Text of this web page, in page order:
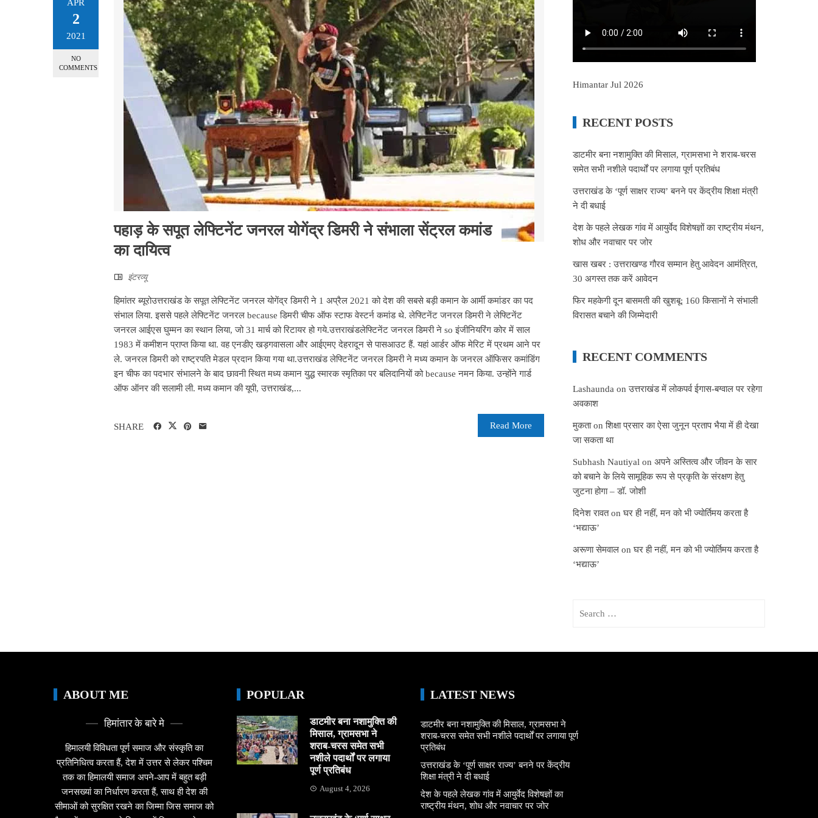
APR
2
2021
NO
COMMENTS
पहाड़ के सपूत लेफ्टिनेंट जनरल योगेंद्र डिमरी ने संभाला सेंट्रल कमांड
का दायित्व
इंटरव्‍यू
हिमांतर ब्यूरोउत्तराखंड के सपूत लेफ्टिनेंट जनरल योगेंद्र डिमरी ने 1 अप्रैल 2021 को देश की सबसे बड़ी कमान के आर्मी कमांडर का पद
संभाल लिया. इससे पहले लेफ्टिनेंट जनरल because डिमरी चीफ ऑफ स्टाफ वेस्टर्न कमांड थे. लेफ्टिनेंट जनरल डिमरी ने लेफ्टिनेंट
जनरल आईएस घुम्मन का स्थान लिया, जो 31 मार्च को रिटायर हो गये.उत्तराखंडलेफ्टिनेंट जनरल डिमरी ने so इंजीनियरिंग कोर में साल
1983 में कमीशन प्राप्त किया था. वह एनडीए खड़गवासला और आईएमए देहरादून से पासआउट हैं. यहां आर्डर ऑफ मेरिट में प्रथम आने पर
ले. जनरल डिमरी को राष्ट्रपति मेडल प्रदान किया गया था.उत्तराखंड लेफ्टिनेंट जनरल डिमरी ने मध्य कमान के जनरल ऑफिसर कमांडिंग
इन चीफ का पदभार संभालने के बाद छावनी स्थित मध्य कमान युद्ध स्मारक स्मृतिका पर बलिदानियों को because नमन किया. उन्होंने गार्ड
ऑफ ऑनर की सलामी ली. मध्य कमान की यूपी, उत्तराखंड,...
Read More
SHARE
Himantar Jul 2026
RECENT POSTS
डाटमीर बना नशामुक्ति की मिसाल, ग्रामसभा ने शराब-चरस
समेत सभी नशीले पदार्थों पर लगाया पूर्ण प्रतिबंध
उत्तराखंड के ‘पूर्ण साक्षर राज्य’ बनने पर केंद्रीय शिक्षा मंत्री
ने दी बधाई
देश के पहले लेखक गांव में आयुर्वेद विशेषज्ञों का राष्ट्रीय मंथन,
शोध और नवाचार पर जोर
खास खबर : उत्तराखण्ड गौरव सम्मान हेतु आवेदन आमंत्रित,
30 अगस्त तक करें आवेदन
फिर महकेगी दून बासमती की खुशबू: 160 किसानों ने संभाली
विरासत बचाने की जिम्मेदारी
RECENT COMMENTS
Lashaunda onउत्तराखंड में लोकपर्व ईगास-बग्वाल पर रहेगा
अवकाश
मुकताonशिक्षा प्रसार का ऐसा जुनून प्रताप भैया में ही देखा
जा सकता था
Subhash Nautiyal onअपने अस्तित्व और जीवन के सार
को बचाने के लिये सामूहिक रूप से प्रकृति के संरक्षण हेतु
जुटना होगा – डॉ. जोशी
दिनेश रावतonघर ही नहीं, मन को भी ज्योर्तिमय करता है
‘भद्याऊ’
अरूणा सेमवाल onघर ही नहीं, मन को भी ज्योर्तिमय करता है
‘भद्याऊ’
ABOUT ME
हिमांतार के बारे मे
हिमालयी विविधता पूर्ण समाज और संस्कृति का
प्रतिनिधित्व करता हैं, देश में उत्तर से लेकर पश्चिम
तक का हिमालयी समाज अपने-आप में बहुत बड़ी
जनसख्यां का निर्धारण करता हैं, साथ ही देश की
सीमाओं को सुरक्षित रखने का जिम्मा जिस समाज को
POPULAR
डाटमीर बना नशामुक्ति की
मिसाल, ग्रामसभा ने
शराब-चरस समेत सभी
नशीले पदार्थों पर लगाया
पूर्ण प्रतिबंध
August 4, 2026
LATEST NEWS
डाटमीर बना नशामुक्ति की मिसाल, ग्रामसभा ने
शराब-चरस समेत सभी नशीले पदार्थों पर लगाया पूर्ण
प्रतिबंध
उत्तराखंड के ‘पूर्ण साक्षर राज्य’ बनने पर केंद्रीय
शिक्षा मंत्री ने दी बधाई
देश के पहले लेखक गांव में आयुर्वेद विशेषज्ञों का
राष्ट्रीय मंथन, शोध और नवाचार पर जोर